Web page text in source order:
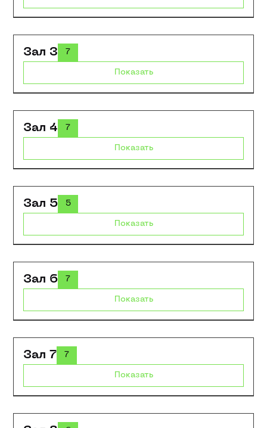
Зал 3 7
Показать
Зал 4 7
Показать
Зал 5 5
Показать
Зал 6 7
Показать
Зал 7 7
Показать